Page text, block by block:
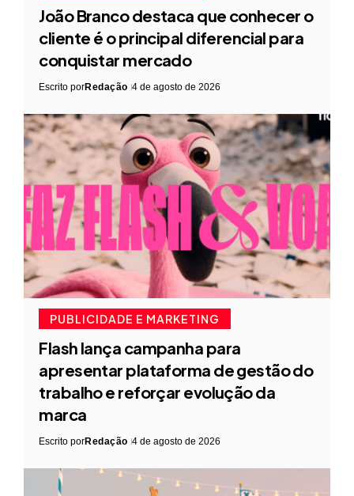
João Branco destaca que conhecer o
cliente é o principal diferencial para
conquistar mercado
Escrito porRedação 4 de agosto de 2026
PUBLICIDADE E MARKETING
Flash lança campanha para
apresentar plataforma de gestão do
trabalho e reforçar evolução da
marca
Escrito porRedação 4 de agosto de 2026